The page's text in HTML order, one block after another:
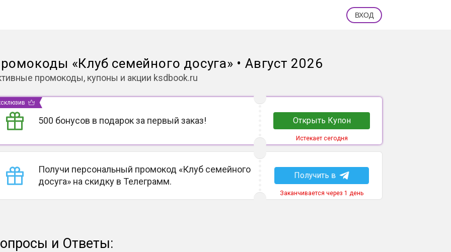
ВХОД
«Клуб семейного досуга» • Август 2026
промокоды, купоны и акции ksdbook.ru
500 бонусов в подарок за первый заказ! Открыть Купон
Истекает сегодня
Получи персональный промокод «Клуб семейного
досуга» на скидку в Телеграмм.
Получить в
Заканчивается через 1 день
и Ответы: